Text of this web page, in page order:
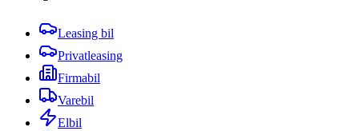
Leasing bil
Privatleasing
Firmabil
Varebil
Elbil